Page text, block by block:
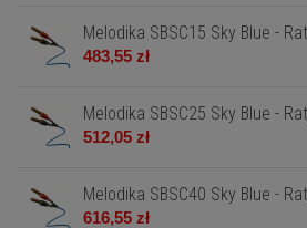
Melodika SBSC15 Sky Blue -
483,55 zł
Melodika SBSC25 Sky Blue -
512,05 zł
Melodika SBSC40 Sky Blue -
616,55 zł